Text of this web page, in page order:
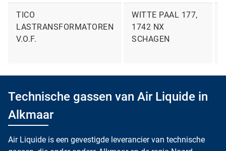
TICO
LASTRANSFORMATOREN
V.O.F.
WITTE PAAL 177,
1742 NX
SCHAGEN
Technische gassen van Air Liquide in
Alkmaar
Air Liquide is een gevestigde leverancier van technische